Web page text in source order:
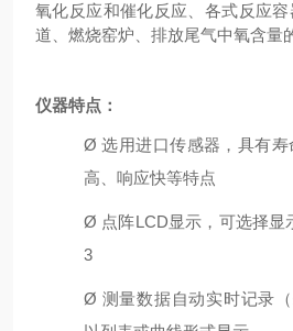
氧化反应和催化反应、各式反应
道、燃烧窑炉、排放尾气中氧含量
仪器特点：
Ø选用进口传感器，具有寿
高、响应快等特点
Ø 点阵L CD显示 ， 可选择显
3
Ø 测量数据自动实时记录 （